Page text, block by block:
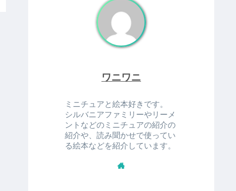
ワニワニ
ミニチュアと絵本好きです。
シルバニアファミリーやリーメ
ントなどのミニチュアの紹介の
紹介や、読み聞かせで使ってい
る絵本などを紹介しています。